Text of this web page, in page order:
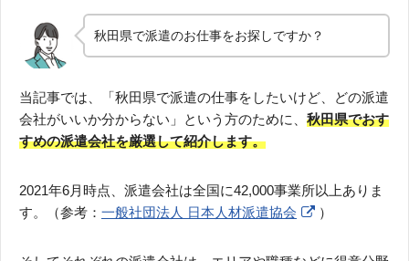
秋田県で派遣のお仕事をお探しですか？
当記事では、「秋田県で派遣の仕事をしたいけど、どの派遣
会社がいいか分からない」という方のために、 秋田県でおす
すめの派遣会社を厳選して紹介します。
2021年6月時点、派遣会社は全国に42,000事業所以上ありま
す。（参考： 一般社団法人 日本人材派遣協会 ）